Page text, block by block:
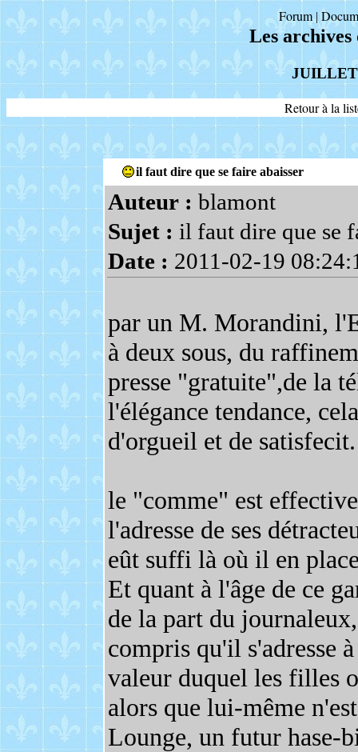
Forum|
Les
JUILLET
Retour à la
il faut dire que se faire abaisser
Auteur : blamont
Sujet : il faut dire que se
Date : 2011-02-19
par un M. Morandini,
à deux sous, du
presse "gratuite",de la
l'élégance tendance,
d'orgueil et de satisfecit.
le "comme" est
l'adresse de ses
eût suffi là où il en
Et quant à l'âge de ce
de la part du
compris qu'il s'adresse
valeur duquel les filles
alors que lui-même
Lounge, un futur hase-